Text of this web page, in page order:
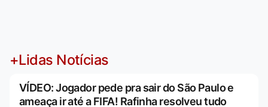
+Lidas Notícias
VÍDEO: Jogador pede pra sair do São Paulo e
ameaça ir até a FIFA! Rafinha resolveu tudo